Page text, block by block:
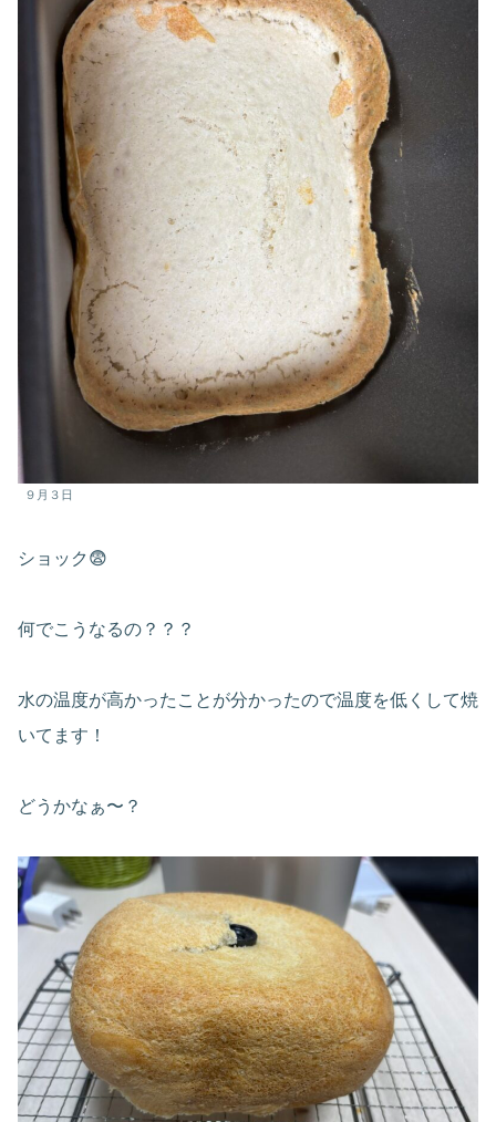
９月３日
ショック😨
何でこうなるの？？？
水の温度が高かったことが分かったので温度を低くして焼
いてます！
どうかなぁ〜？